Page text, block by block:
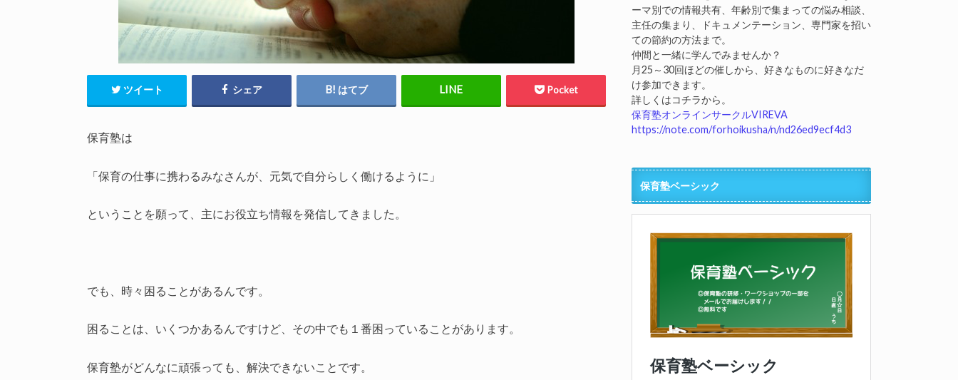
ツイート シェア はてブ Pocket
保育塾は
「保育の仕事に携わるみなさんが、元気で自分らしく働けるように」
ということを願って、主にお役立ち情報を発信してきました。
でも、時々困ることがあるんです。
困ることは、いくつかあるんですけど、その中でも１番困っていることがあります。
保育塾がどんなに頑張っても、解決できないことです。
ーマ別での情報共有、年齢別で集まっての悩み相談、
主任の集まり、ドキュメンテーション、専門家を招い
ての節約の方法まで。
仲間と一緒に学んでみませんか？
月25～30回ほどの催しから、好きなものに好きなだ
け参加できます。
詳しくはコチラから。
保育塾オンラインサークルVIREVA
https://note.com/forhoikusha/n/nd26ed9ecf4d3
保育塾ベーシック